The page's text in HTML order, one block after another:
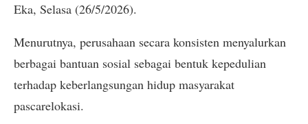
Eka, Selasa (26/5/2026).
Menurutnya, perusahaan secara konsisten menyalurkan
berbagai bantuan sosial sebagai bentuk kepedulian
terhadap keberlangsungan hidup masyarakat
pascarelokasi.